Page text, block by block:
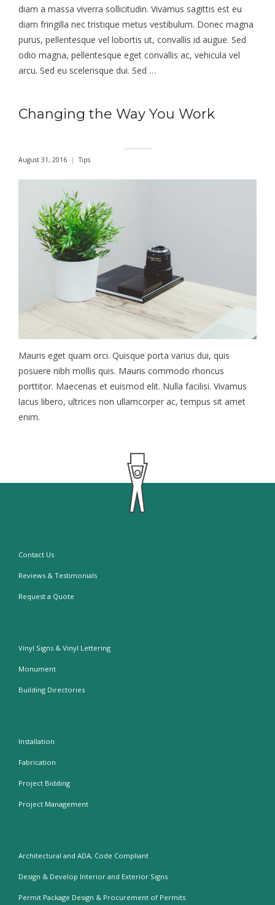
diam a massa viverra sollicitudin. Vivamus sagittis est eu
diam fringilla nec tristique metus vestibulum. Donec magna
purus, pellentesque vel lobortis ut, convallis id augue. Sed
odio magna, pellentesque eget convallis ac, vehicula vel
arcu. Sed eu scelerisque dui. Sed …
Changing the Way You Work
August 31, 2016 Tips
Mauris eget quam orci. Quisque porta varius dui, quis
posuere nibh mollis quis. Mauris commodo rhoncus
porttitor. Maecenas et euismod elit. Nulla facilisi. Vivamus
lacus libero, ultrices non ullamcorper ac, tempus sit amet
enim.
Contact Us
Reviews & Testimonials
Request a Quote
Vinyl Signs & Vinyl Lettering
Monument
Building Directories
Installation
Fabrication
Project Bidding
Project Management
Architectural and ADA, Code Compliant
Design & Develop Interior and Exterior Signs
Permit Package Design & Procurement of Permits